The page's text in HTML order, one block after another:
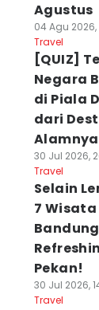
Agustus
04 Agu 2026,
Travel
[QUIZ]
Negara
di Piala
dari
30 Jul 2026,
Travel
Selain
7 Wisata
Pekan!
30 Jul 2026,
Travel